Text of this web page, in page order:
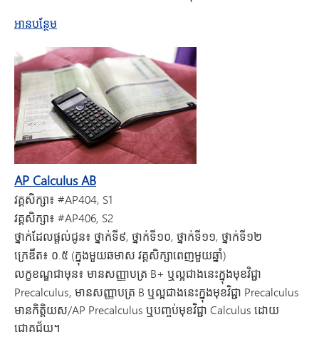
អានបន្ថែម
AP Calculus AB
វគ្គសិក្សា៖ #AP404, S1
វគ្គសិក្សា៖ #AP406, S2
ថ្នាក់ដែលផ្តល់ជូន៖ ថ្នាក់ទី៩, ថ្នាក់ទី១០, ថ្នាក់ទី១១, ថ្នាក់ទី១២
ក្រេឌីត៖ ០.៥ (ក្នុងមួយឆមាស វគ្គសិក្សាពេញមួយឆ្នាំ)
លក្ខខណ្ឌ​ជាមុន៖ មាន​សញ្ញាបត្រ B+ ឬ​ល្អ​ជាង​នេះ​ក្នុង​មុខវិជ្ជា​
Precalculus, មាន​សញ្ញាបត្រ B ឬ​ល្អ​ជាង​នេះ​ក្នុង​មុខវិជ្ជា Precalculus
មាន​កិត្តិយស/AP Precalculus ឬ​បញ្ចប់​មុខវិជ្ជា​ Calculus ដោយ​
ជោគជ័យ។